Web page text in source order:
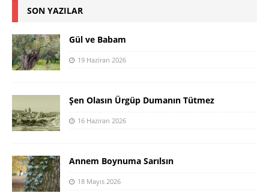
SON YAZILAR
Gül ve Babam
19 Haziran 2026
Şen Olasın Ürgüp Dumanın Tütmez
16 Haziran 2026
Annem Boynuma Sarılsın
18 Mayıs 2026